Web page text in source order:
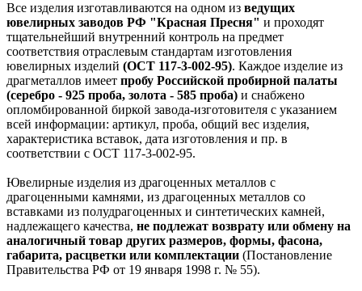
Все изделия изготавливаются на одном из ведущих
ювелирных заводов РФ "Красная Пресня" и проходят
тщательнейший внутренний контроль на предмет
соответствия отраслевым стандартам изготовления
ювелирных изделий (ОСТ 117-3-002-95). Каждое изделие из
драгметаллов имеет пробу Российской пробирной палаты
(серебро - 925 проба, золота - 585 проба) и снабжено
опломбированной биркой завода-изготовителя с указанием
всей информации: артикул, проба, общий вес изделия,
характеристика вставок, дата изготовления и пр. в
соответствии с ОСТ 117-3-002-95.
Ювелирные изделия из драгоценных металлов с
драгоценными камнями, из драгоценных металлов со
вставками из полудрагоценных и синтетических камней,
надлежащего качества, не подлежат возврату или обмену на
аналогичный товар других размеров, формы, фасона,
габарита, расцветки или комплектации (Постановление
Правительства РФ от 19 января 1998 г. № 55).